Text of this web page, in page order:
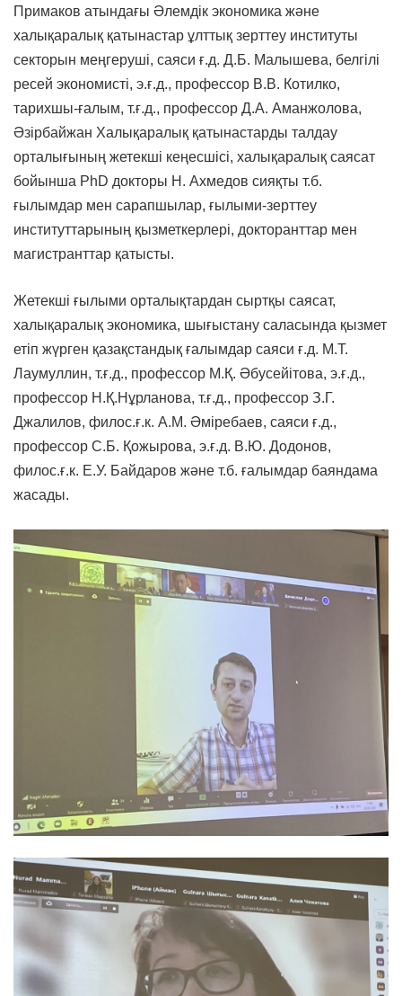
Примаков атындағы Әлемдік экономика және
халықаралық қатынастар ұлттық зерттеу институты
секторын меңгеруші, саяси ғ.д. Д.Б. Малышева, белгілі
ресей экономисті, э.ғ.д., профессор В.В. Котилко,
тарихшы-ғалым, т.ғ.д., профессор Д.А. Аманжолова,
Әзірбайжан Халықаралық қатынастарды талдау
орталығының жетекші кеңесшісі, халықаралық саясат
бойынша PhD докторы Н. Ахмедов сияқты т.б.
ғылымдар мен сарапшылар, ғылыми-зерттеу
институттарының қызметкерлері, докторанттар мен
магистранттар қатысты.
Жетекші ғылыми орталықтардан сыртқы саясат,
халықаралық экономика, шығыстану саласында қызмет
етіп жүрген қазақстандық ғалымдар саяси ғ.д. М.Т.
Лаумуллин, т.ғ.д., профессор М.Қ. Әбусейітова, э.ғ.д.,
профессор Н.Қ.Нұрланова, т.ғ.д., профессор З.Г.
Джалилов, филос.ғ.к. А.М. Әміребаев, саяси ғ.д.,
профессор С.Б. Қожырова, э.ғ.д. В.Ю. Додонов,
филос.ғ.к. Е.У. Байдаров және т.б. ғалымдар баяндама
жасады.